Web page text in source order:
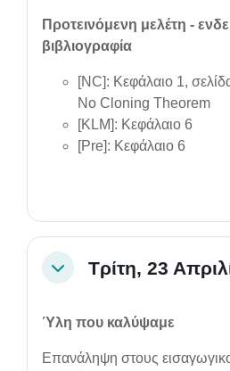
Προτεινόμενη μελέτη -
βιβλιογραφία
[NC]: Κεφάλαιo 1,
No Cloning Theorem
[KLM]: Κεφάλαιο 6
[Pre]: Κεφάλαιο 6
CollapseΤρίτη, 23
Ύλη που καλύψαμε
Επανάληψη στους